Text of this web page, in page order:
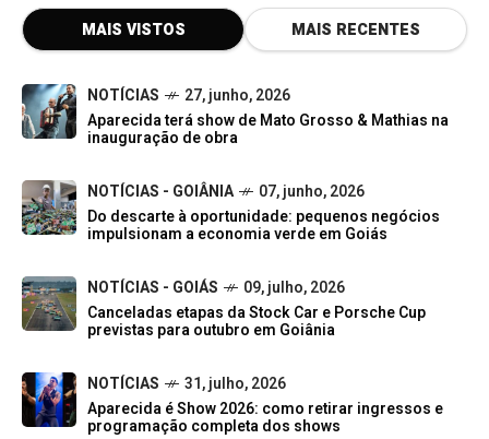
MAIS VISTOS MAIS RECENTES
NOTÍCIAS
27, junho, 2026
Aparecida terá show de Mato Grosso & Mathias na
inauguração de obra
NOTÍCIAS - GOIÂNIA
07, junho, 2026
Do descarte à oportunidade: pequenos negócios
impulsionam a economia verde em Goiás
NOTÍCIAS - GOIÁS
09, julho, 2026
Canceladas etapas da Stock Car e Porsche Cup
previstas para outubro em Goiânia
NOTÍCIAS
31, julho, 2026
Aparecida é Show 2026: como retirar ingressos e
programação completa dos shows